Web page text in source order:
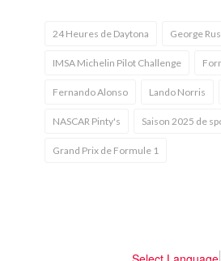
24 Heures de Daytona George
IMSA Michelin Pilot Challenge
Fernando Alonso Lando Norris
NASCAR Pinty's Saison 2025 de
Grand Prix de Formule 1